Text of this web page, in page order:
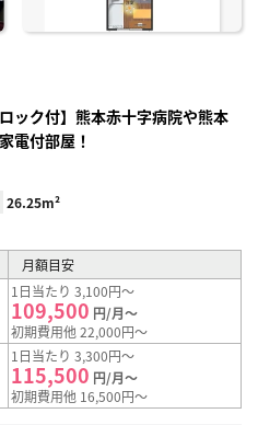
ック付】熊本赤十字病院や熊本
電付部屋！
26.25m²
月額目安
1日当たり 3,100円～
109,500 円/月～
初期費用他 22,000円～
1日当たり 3,300円～
115,500 円/月～
初期費用他 16,500円～